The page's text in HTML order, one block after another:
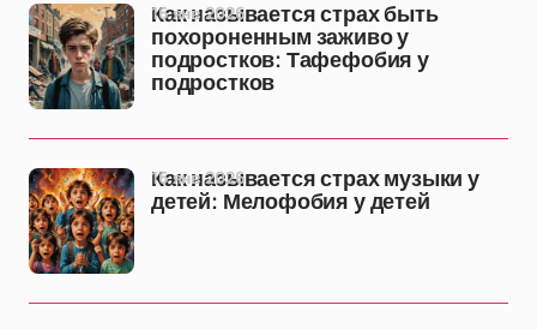
Как называется страх быть
похороненным заживо у
подростков: Тафефобия у
подростков
16 янв 2026
Как называется страх музыки у
детей: Мелофобия у детей
16 янв 2026